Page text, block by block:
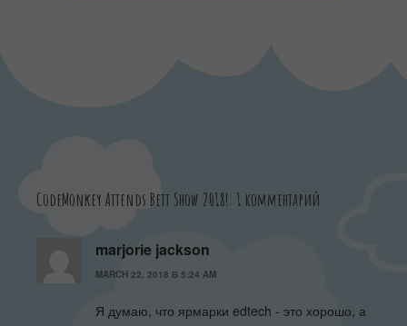
CodeMonkey Attends Bett Show 2018!: 1 комментарий
marjorie jackson
MARCH 22, 2018 В 5:24 AM
Я думаю, что ярмарки edtech - это хорошо, а